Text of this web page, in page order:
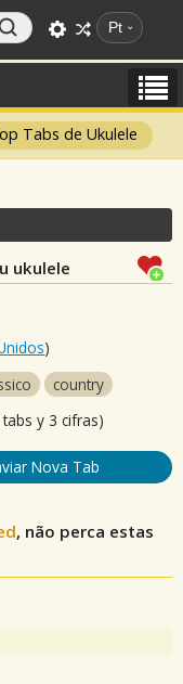
Pt
Tabs de Ukulele
ukulele
)
country
y 3 cifras)
Nova Tab
, não perca estas